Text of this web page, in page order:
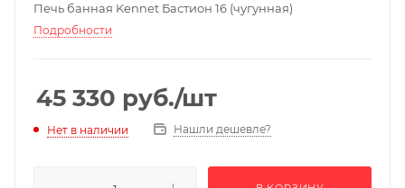
Печь банная Kennet Бастион 16 (чугунная)
Подробности
45 330 руб./шт
Нет в наличии Нашли дешевле?